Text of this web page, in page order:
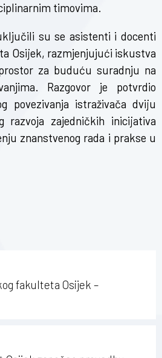
timovima.
su se asistenti i docenti
Osijek, razmjenjujući iskustva
za buduću suradnju na
Razgovor je potvrdio
povezivanja istraživača dviju
razvoja zajedničkih inicijativa
znanstvenog rada i prakse u
fakulteta Osijek –